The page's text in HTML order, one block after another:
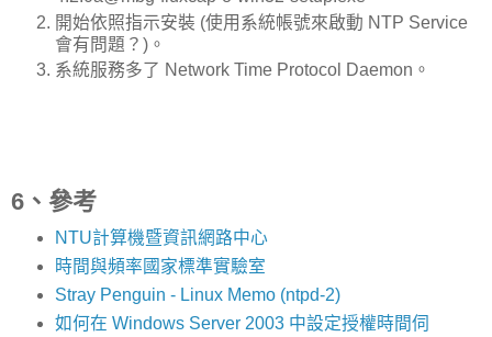
開始依照指示安裝 (使用系統帳號來啟動 NTP Service
會有問題？)。
系統服務多了 Network Time Protocol Daemon。
6、參考
NTU計算機暨資訊網路中心
時間與頻率國家標準實驗室
Stray Penguin - Linux Memo (ntpd-2)
如何在 Windows Server 2003 中設定授權時間伺